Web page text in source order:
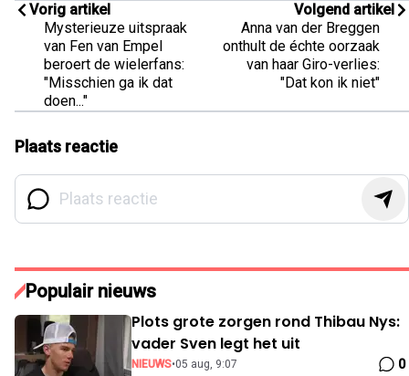
Vorig artikel
Mysterieuze uitspraak
van Fen van Empel
beroert de wielerfans:
"Misschien ga ik dat
doen..."
Volgend artikel
Anna van der Breggen
onthult de échte oorzaak
van haar Giro-verlies:
"Dat kon ik niet"
Plaats reactie
Populair nieuws
Plots grote zorgen rond Thibau Nys:
vader Sven legt het uit
NIEUWS•05 aug, 9:07 0